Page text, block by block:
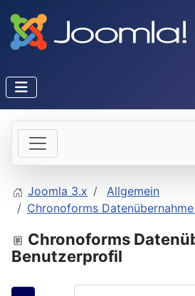
Joomla 3.x
Allgemein
Chronoforms
Chronoforms
Benutzerprofil